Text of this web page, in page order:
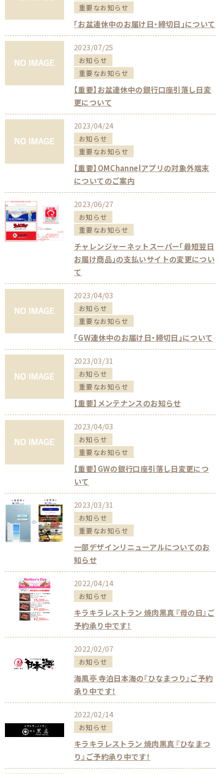
重要なお知らせ
「お盆連休中のお届け日・締切日」について
2023/07/25
お知らせ
重要なお知らせ
【重要】お盆連休中の銀行口座引落し日変
更について
2023/04/24
お知らせ
重要なお知らせ
【重要】OMChannelアプリの対象外端末
についてのご案内
2023/06/27
お知らせ
重要なお知らせ
チャレンジャーネットスーパー「最短翌日
お届け商品」の支払いサイトの変更につい
て
2023/04/03
お知らせ
重要なお知らせ
「GW連休中のお届け日・締切日」について
2023/03/31
お知らせ
重要なお知らせ
【重要】メンテナンスのお知らせ
2023/04/03
お知らせ
重要なお知らせ
【重要】GWの銀行口座引落し日変更につ
いて
2023/03/31
お知らせ
重要なお知らせ
一部デザインリニューアルについてのお
知らせ
2022/04/14
お知らせ
キラキラレストラン 焼肉黒真 『母の日』ご
予約承り中です！
2022/02/07
お知らせ
海風亭 寺泊日本海の『ひなまつり』ご予約
承り中です！
2022/02/14
お知らせ
キラキラレストラン 焼肉黒真 『ひなまつ
り』ご予約承り中です！